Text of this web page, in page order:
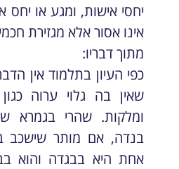
יחסי אישות, ומגע או יחס
אינו אסור אלא מגזירת
מתוך דבריו:
כפי העיון בתלמוד אין
שאין בה גלוי ערוה
ומלקות. שהרי בגמרא
בנדה, אם מותר
אחת היא בבגדה והוא